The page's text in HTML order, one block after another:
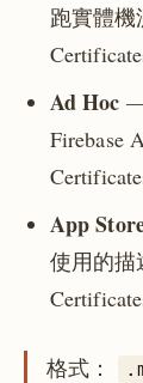
跑實體
Ad Hoc
Firebase
App
使用的描
格式：